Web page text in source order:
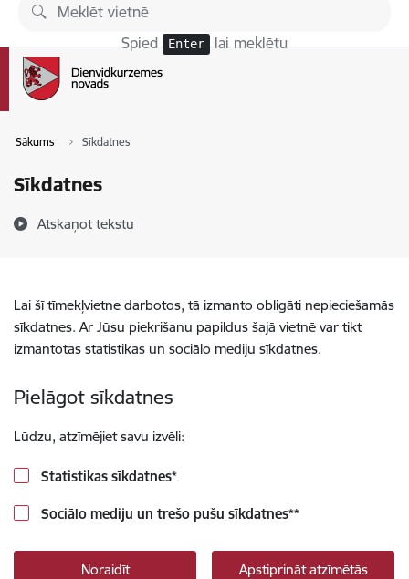
Pāriet uz lapas saturu
Spied Enter lai meklētu
Sākums Sīkdatnes
Sīkdatnes
Atskaņot tekstu
Lai šī tīmekļvietne darbotos, tā izmanto obligāti nepieciešamās
sīkdatnes. Ar Jūsu piekrišanu papildus šajā vietnē var tikt
izmantotas statistikas un sociālo mediju sīkdatnes.
Pielāgot sīkdatnes
Lūdzu, atzīmējiet savu izvēli:
Statistikas sīkdatnes*
Sociālo mediju un trešo pušu sīkdatnes**
Noraidīt Apstiprināt atzīmētās